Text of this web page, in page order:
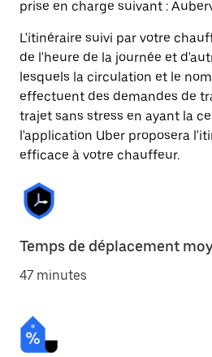
prise en charge suivant :
L'itinéraire suivi par votre
de l'heure de la journée et
lesquels la circulation et le
effectuent des demandes de
trajet sans stress en ayant la
l'application Uber proposera
efficace à votre chauffeur.
Temps de déplacement
47 minutes